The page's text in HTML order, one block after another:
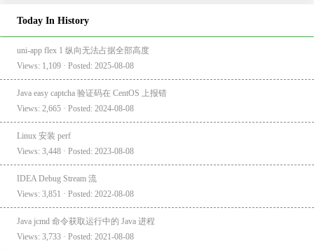
Today In History
uni-app flex 1 纵向无法占据全部高度
Views: 1,109 · Posted: 2025-08-08
Java easy captcha 验证码在 CentOS 上报错
Views: 2,665 · Posted: 2024-08-08
Linux 安装 perf
Views: 3,448 · Posted: 2023-08-08
IDEA Debug Stream 流
Views: 3,851 · Posted: 2022-08-08
Java jcmd 命令获取运行中的 Java 进程
Views: 3,733 · Posted: 2021-08-08